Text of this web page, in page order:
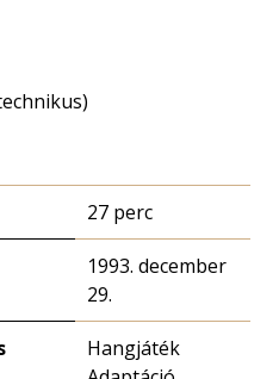
27 perc
1993. december
29.
Hangjáték